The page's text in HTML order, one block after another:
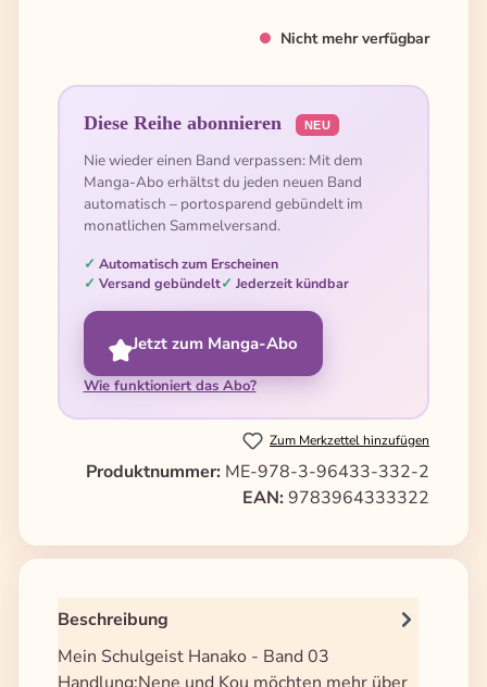
Nicht mehr verfügbar
Diese Reihe abonnieren NEU
Nie wieder einen Band verpassen: Mit dem
Manga-Abo erhältst du jeden neuen Band
automatisch – portosparend gebündelt im
monatlichen Sammelversand.
Automatisch zum Erscheinen
Versand gebündelt
Jederzeit kündbar
Jetzt zum Manga-Abo
Wie funktioniert das Abo?
Zum Merkzettel hinzufügen
Produktnummer: ME-978-3-96433-332-2
EAN: 9783964333322
Beschreibung
Mein Schulgeist Hanako - Band 03